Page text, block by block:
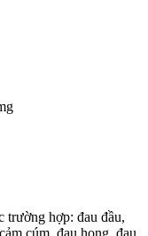
trường hợp: đau đầu,